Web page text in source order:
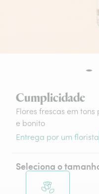
Cumplicidade
Flores frescas em
e bonito
Entrega por um florista
Seleciona o